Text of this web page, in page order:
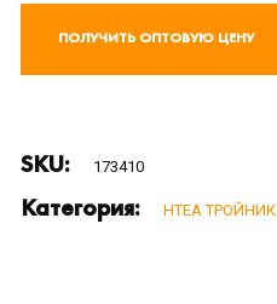
ПОЛУЧИТЬ ОПТОВУЮ ЦЕНУ
SKU: 173410
Категория: HTEA ТРОЙНИК